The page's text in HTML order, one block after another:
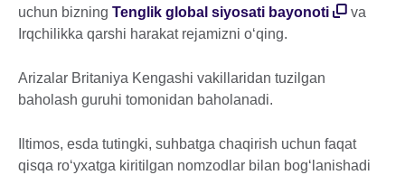
uchun bizning Tenglik global siyosati bayonoti
va
Irqchilikka qarshi harakat rejamizni o‘qing.
Arizalar Britaniya Kengashi vakillaridan tuzilgan
baholash guruhi tomonidan baholanadi.
Iltimos, esda tutingki, suhbatga chaqirish uchun faqat
qisqa ro‘yxatga kiritilgan nomzodlar bilan bog‘lanishadi